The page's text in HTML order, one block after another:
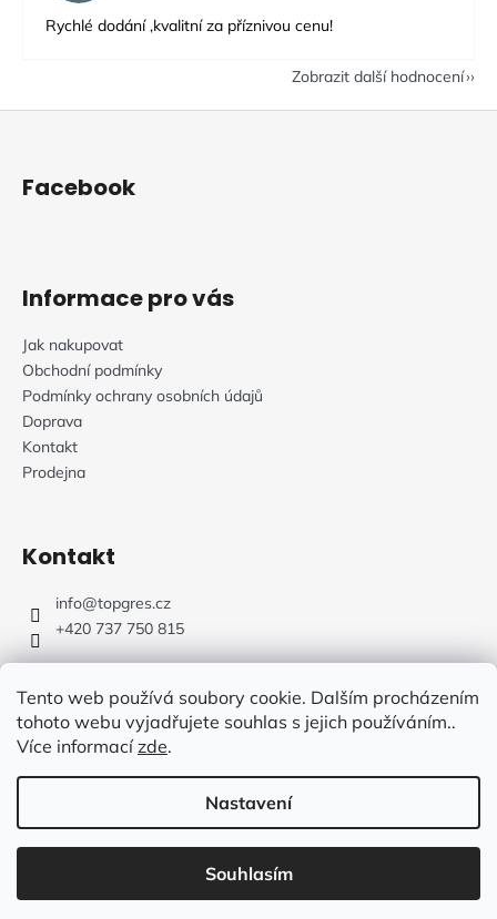
Tento web používá soubory cookie. Dalším procházením
tohoto webu vyjadřujete souhlas s jejich používáním..
Více informacízde.
Nastavení
Souhlasím
Rychlé dodání ,kvalitní za příznivou cenu!
Zobrazit další hodnocení
Z
Facebook
Informace pro vás
Jak nakupovat
Obchodní podmínky
Podmínky ochrany osobních údajů
Doprava
Kontakt
Prodejna
Kontakt
info@topgres.cz
+420 737 750 815
TOPGRES.CZ. Všechna práva vyhrazena.